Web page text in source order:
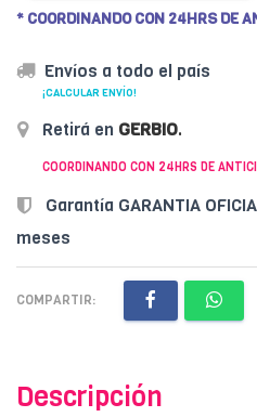
* COORDINANDO CON 24HRS DE
Envíos a todo el país
¡CALCULAR ENVÍO!
Retirá en GERBIO.
COORDINANDO CON 24HRS DE
Garantía GARANTIA
meses
COMPARTIR:
Descripción